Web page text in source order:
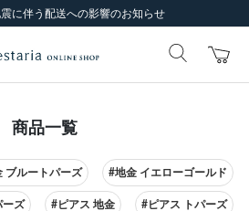
震に伴う配送への影響のお知らせ
商品一覧
ブルートパーズ #地金 イエローゴールド
ーズ #ピアス 地金 #ピアス トパーズ